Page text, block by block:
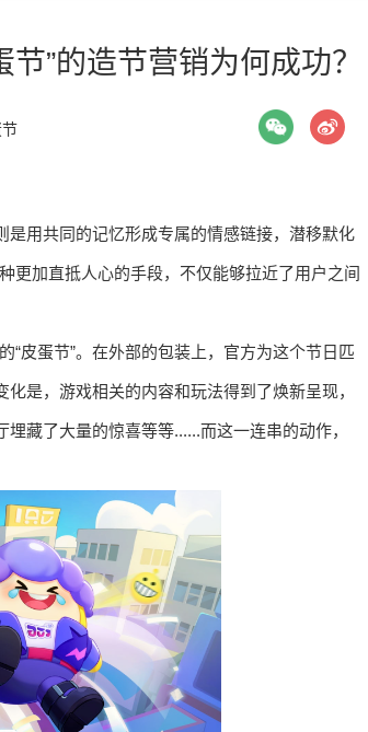
”的造节营销为何成功？
是用共同的记忆形成专属的情感链接，潜移默化
更加直抵人心的手段，不仅能够拉近了用户之间
皮蛋节”。在外部的包装上，官方为这个节日匹
是，游戏相关的内容和玩法得到了焕新呈现，
藏了大量的惊喜等等......而这一连串的动作，